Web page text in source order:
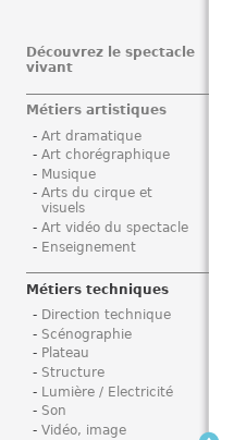
Découvrez le spectacle
vivant
Métiers artistiques
Art dramatique
Art chorégraphique
Musique
Arts du cirque et
visuels
Art vidéo du spectacle
Enseignement
Métiers techniques
Direction technique
Scénographie
Plateau
Structure
Lumière / Electricité
Son
Vidéo, image